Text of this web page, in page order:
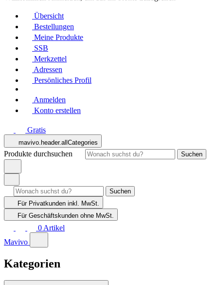
Übersicht
Bestellungen
Meine Produkte
SSB
Merkzettel
Adressen
Persönliches Profil
Anmelden
Konto erstellen
Gratis
mavivo.header.allCategories
Produkte durchsuchen Suchen
Suchen
Für Privatkunden inkl. MwSt.
Für Geschäftskunden ohne MwSt.
0 Artikel
Mavivo
Kategorien